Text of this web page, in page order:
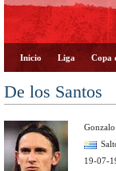
Inicio Liga Copa
De los Santos
Gonzalo
19-07-